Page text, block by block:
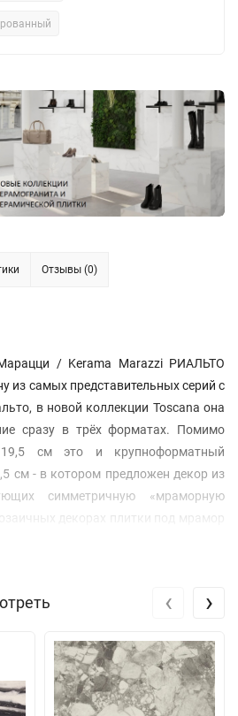
Отзывы (0)
/ Kerama Marazzi РИАЛЬТО
из самых представительных серий с
в новой коллекции Toscana она
сразу в трёх форматах. Помимо
см это и крупноформатный
см - в котором предложен декор из
симметричную «мраморную
декорах плитки под мрамор
сразу несколько рисунков и
Этот декоративный мотив
Возрождения.
‹ ›